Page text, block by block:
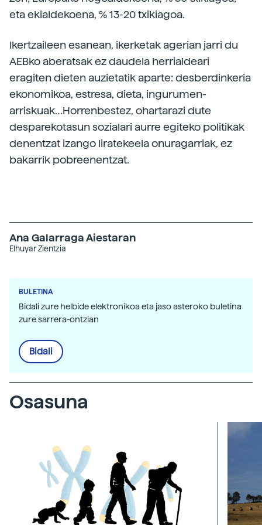
eta ekialdekoena, % 13-20 txikiagoa.
Ikertzaileen esanean, ikerketak agerian jarri du
AEBko aberatsak ez daudela herrialdeari
eragiten dieten auzietatik aparte: desberdinkeria
ekonomikoa, estresa, dieta, ingurumen-
arriskuak…Horrenbestez, ohartarazi dute
desparekotasun sozialari aurre egiteko politikak
denentzat izango liratekeela onuragarriak, ez
bakarrik pobreenentzat.
Ana Galarraga Aiestaran
Elhuyar Zientzia
BULETINA
Bidali zure helbide elektronikoa eta jaso asteroko buletina
zure sarrera-ontzian
Bidali
Osasuna